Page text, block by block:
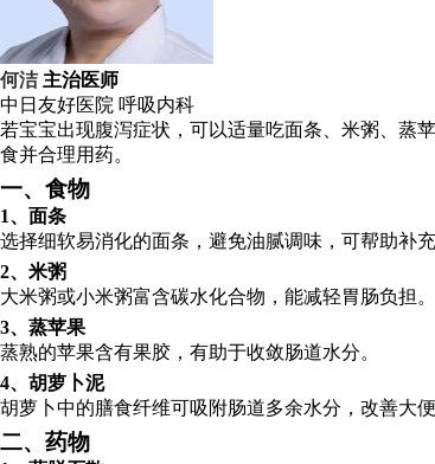
何洁主治医师
中日友好医院 呼吸内科
若宝宝出现腹泻症状，可以适量吃面条、米粥、蒸
食并合理用药。
一、食物
1、面条
选择细软易消化的面条，避免油腻调味，可帮助补充
2、米粥
大米粥或小米粥富含碳水化合物，能减轻胃肠负担。
3、蒸苹果
蒸熟的苹果含有果胶，有助于收敛肠道水分。
4、胡萝卜泥
胡萝卜中的膳食纤维可吸附肠道多余水分，改善大便
二、药物